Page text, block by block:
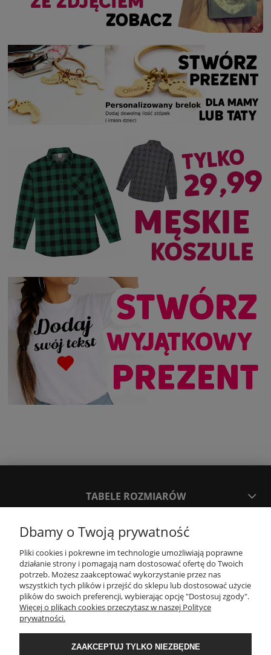
TABELE ROZMIARÓW
SPOSOBY PŁATNOŚCI ORAZ CZAS I KOSZTY DOSTAWY
KONTAKT
WYMIANA / ZWROTY / REKLAMACJE
Dbamy o Twoją prywatność
Pliki cookies i pokrewne im technologie umożliwiają poprawne
działanie strony i pomagają nam dostosować ofertę do Twoich
potrzeb. Możesz zaakceptować wykorzystanie przez nas
wszystkich tych plików i przejść do sklepu lub dostosować użycie
plików do swoich preferencji, wybierając opcję "Dostosuj zgody".
Więcej o plikach cookies przeczytasz w naszej Polityce
prywatności.
ZAAKCEPTUJ TYLKO NIEZBĘDNE